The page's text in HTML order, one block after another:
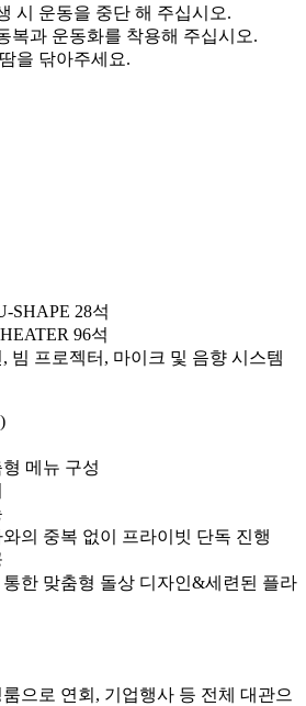
시 운동을 중단 해 주십시오.
복과 운동화를 착용해 주십시오.
을 닦아주세요.
SHAPE 28석
96석
빔 프로젝터, 마이크 및 음향 시스템
메뉴 구성
의 중복 없이 프라이빗 단독 진행
한 맞춤형 돌상 디자인&세련된 플라
으로 연회, 기업행사 등 전체 대관으